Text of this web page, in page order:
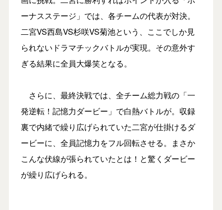
ーナスステージ」では、各チームの代表が対決。
二宮VS西島VS杉咲VS菊池という、ここでしか見
られないドラマチックバトルが実現。その意外す
ぎる結果に全員大爆笑となる。
さらに、最終決戦では、全チーム総力戦の「一
発逆転！記憶力ダービー」で白熱バトルが。収録
裏で内緒で繰り広げられていた二宮が仕掛けるダ
ービーに、全員記憶力をフル回転させる。まさか
こんな伏線が張られていたとは！と驚くダービー
が繰り広げられる。